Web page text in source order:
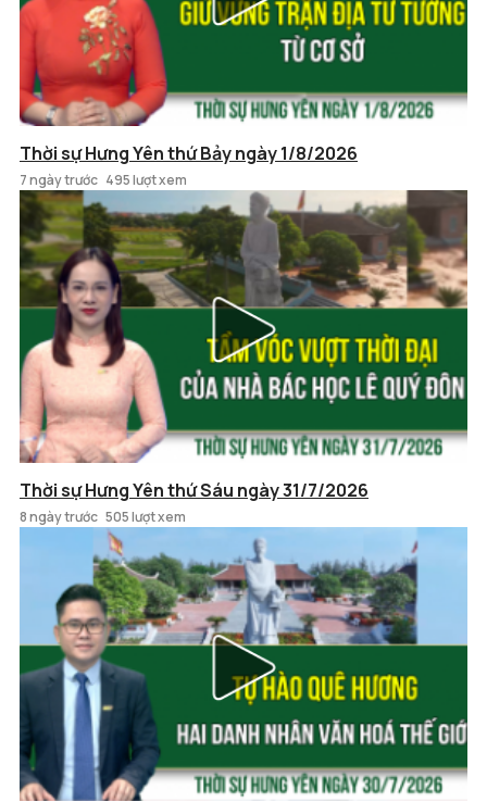
Thời sự Hưng Yên thứ Bảy ngày 1/8/2026
7 ngày trước 495 lượt xem
Thời sự Hưng Yên thứ Sáu ngày 31/7/2026
8 ngày trước 505 lượt xem